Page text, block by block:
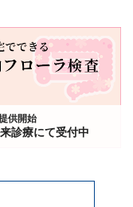
供開始
診療にて受付中